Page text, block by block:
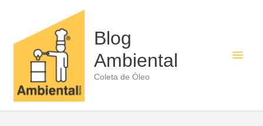
conteúdo
Blog
Ambiental
Coleta de Óleo